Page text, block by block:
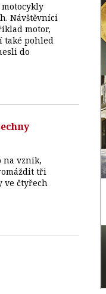
Návštěvníci
motor,
také pohled
do
na vznik,
tři
ve čtyřech